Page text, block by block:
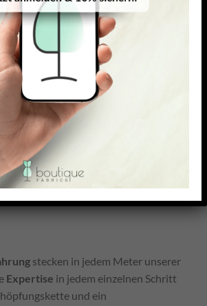
werben und Geld verdienen!
stecken in jedem Meter unserer
Expertise in jedem einzelnen Schritt
und ein